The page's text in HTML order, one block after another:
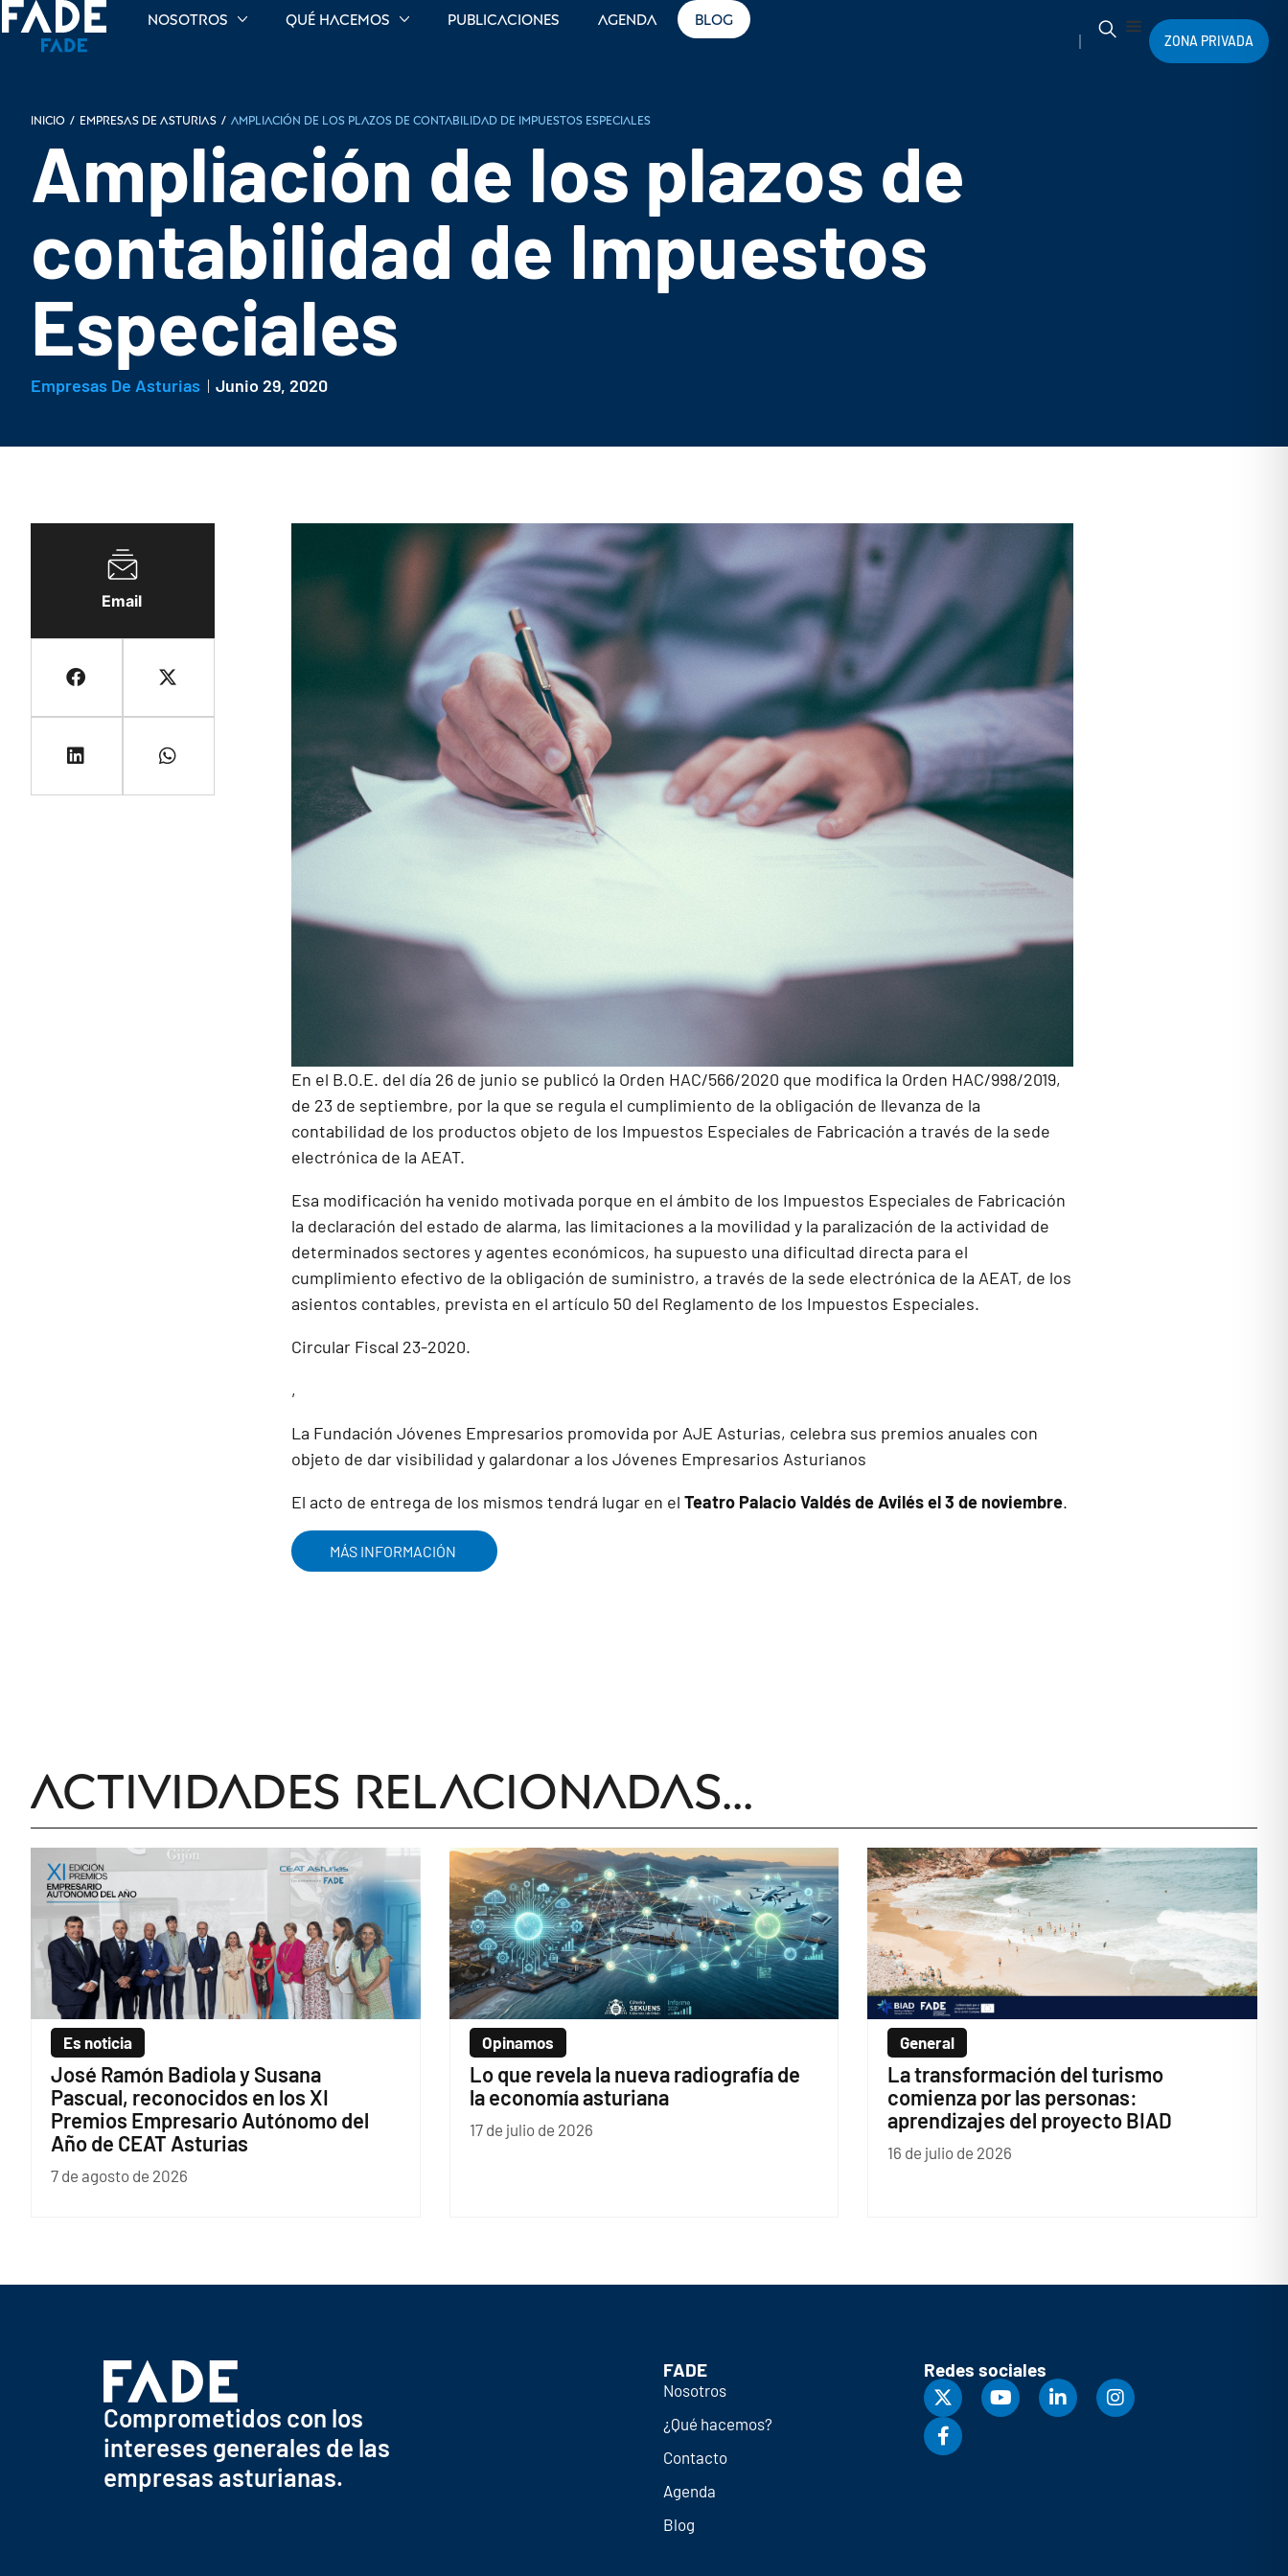
Nosotros Qué hacemos Publicaciones Agenda Blog
ZONA PRIVADA
INICIO / Empresas de Asturias / Ampliación de los plazos de contabilidad de Impuestos Especiales
Ampliación de los plazos de
contabilidad de Impuestos
Especiales
Empresas De Asturias Junio 29, 2020
Email
En el B.O.E. del día 26 de junio se publicó la Orden HAC/566/2020 que modifica la Orden HAC/998/2019,
de 23 de septiembre, por la que se regula el cumplimiento de la obligación de llevanza de la
contabilidad de los productos objeto de los Impuestos Especiales de Fabricación a través de la sede
electrónica de la AEAT.
Esa modificación ha venido motivada porque en el ámbito de los Impuestos Especiales de Fabricación
la declaración del estado de alarma, las limitaciones a la movilidad y la paralización de la actividad de
determinados sectores y agentes económicos, ha supuesto una dificultad directa para el
cumplimiento efectivo de la obligación de suministro, a través de la sede electrónica de la AEAT, de los
asientos contables, prevista en el artículo 50 del Reglamento de los Impuestos Especiales.
Circular Fiscal 23-2020.
,
La Fundación Jóvenes Empresarios promovida por AJE Asturias, celebra sus premios anuales con
objeto de dar visibilidad y galardonar a los Jóvenes Empresarios Asturianos
El acto de entrega de los mismos tendrá lugar en el Teatro Palacio Valdés de Avilés el 3 de noviembre.
MÁS INFORMACIÓN
Actividades relacionadas...
Es noticia
José Ramón Badiola y Susana
Pascual, reconocidos en los XI
Premios Empresario Autónomo del
Año de CEAT Asturias
7 de agosto de 2026
Opinamos
Lo que revela la nueva radiografía de
la economía asturiana
17 de julio de 2026
General
La transformación del turismo
comienza por las personas:
aprendizajes del proyecto BIAD
16 de julio de 2026
Comprometidos con los
intereses generales de las
empresas asturianas.
FADE
Nosotros
¿Qué hacemos?
Contacto
Agenda
Blog
Redes sociales